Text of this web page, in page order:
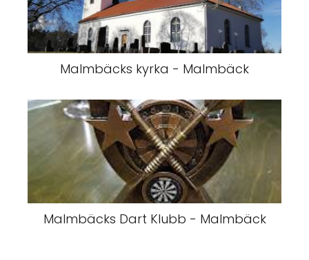
Malmbäcks kyrka - Malmbäck
Malmbäcks Dart Klubb - Malmbäck